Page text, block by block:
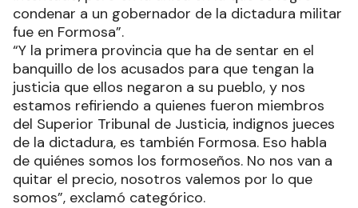
condenar a un gobernador de la dictadura militar
fue en Formosa”.
“Y la primera provincia que ha de sentar en el
banquillo de los acusados para que tengan la
justicia que ellos negaron a su pueblo, y nos
estamos refiriendo a quienes fueron miembros
del Superior Tribunal de Justicia, indignos jueces
de la dictadura, es también Formosa. Eso habla
de quiénes somos los formoseños. No nos van a
quitar el precio, nosotros valemos por lo que
somos”, exclamó categórico.